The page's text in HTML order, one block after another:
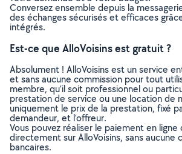
Conversez ensemble depuis la
des échanges sécurisés et efficaces
intégrés.
Est-ce que AlloVoisins est gratuit ?
Absolument ! AlloVoisins est un service
et sans aucune commission pour tout
membre, qu’il soit professionnel ou
prestation de service ou une location de
uniquement le prix de la prestation, fixé
demandeur, et l’offreur.
Vous pouvez réaliser le paiement en
directement sur AlloVoisins, sans aucune
bancaires.